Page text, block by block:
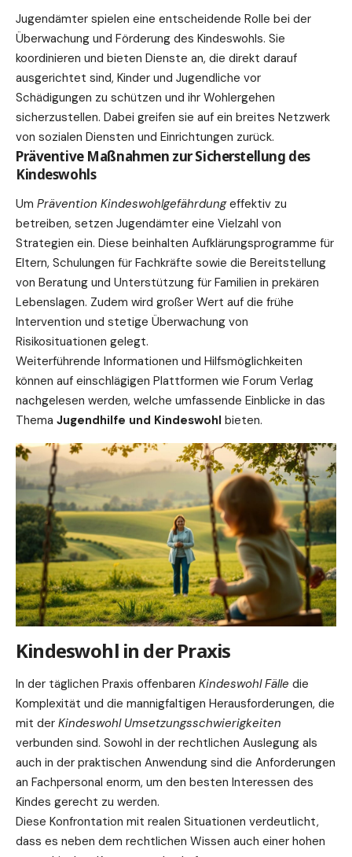
Jugendämter spielen eine entscheidende Rolle bei der
Überwachung und Förderung des Kindeswohls. Sie
koordinieren und bieten Dienste an, die direkt darauf
ausgerichtet sind, Kinder und Jugendliche vor
Schädigungen zu schützen und ihr Wohlergehen
sicherzustellen. Dabei greifen sie auf ein breites Netzwerk
von sozialen Diensten und Einrichtungen zurück.
Präventive Maßnahmen zur Sicherstellung des
Kindeswohls
Um Prävention Kindeswohlgefährdungeffektiv zu
betreiben, setzen Jugendämter eine Vielzahl von
Strategien ein. Diese beinhalten Aufklärungsprogramme für
Eltern, Schulungen für Fachkräfte sowie die Bereitstellung
von Beratung und Unterstützung für Familien in prekären
Lebenslagen. Zudem wird großer Wert auf die frühe
Intervention und stetige Überwachung von
Risikosituationen gelegt.
Weiterführende Informationen und Hilfsmöglichkeiten
können auf einschlägigen Plattformen wie Forum Verlag
nachgelesen werden, welche umfassende Einblicke in das
Thema Jugendhilfe und Kindeswohl bieten.
Kindeswohl in der Praxis
In der täglichen Praxis offenbaren Kindeswohl Fälle die
Komplexität und die mannigfaltigen Herausforderungen, die
mit der Kindeswohl Umsetzungsschwierigkeiten
verbunden sind. Sowohl in der rechtlichen Auslegung als
auch in der praktischen Anwendung sind die Anforderungen
an Fachpersonal enorm, um den besten Interessen des
Kindes gerecht zu werden.
Diese Konfrontation mit realen Situationen verdeutlicht,
dass es neben dem rechtlichen Wissen auch einer hohen